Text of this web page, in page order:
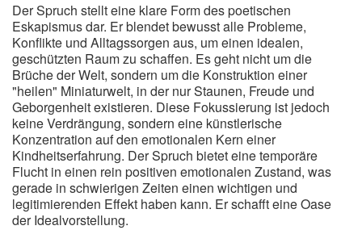
Der Spruch stellt eine klare Form des poetischen
Eskapismus dar. Er blendet bewusst alle Probleme,
Konflikte und Alltagssorgen aus, um einen idealen,
geschützten Raum zu schaffen. Es geht nicht um die
Brüche der Welt, sondern um die Konstruktion einer
"heilen" Miniaturwelt, in der nur Staunen, Freude und
Geborgenheit existieren. Diese Fokussierung ist jedoch
keine Verdrängung, sondern eine künstlerische
Konzentration auf den emotionalen Kern einer
Kindheitserfahrung. Der Spruch bietet eine temporäre
Flucht in einen rein positiven emotionalen Zustand, was
gerade in schwierigen Zeiten einen wichtigen und
legitimierenden Effekt haben kann. Er schafft eine Oase
der Idealvorstellung.